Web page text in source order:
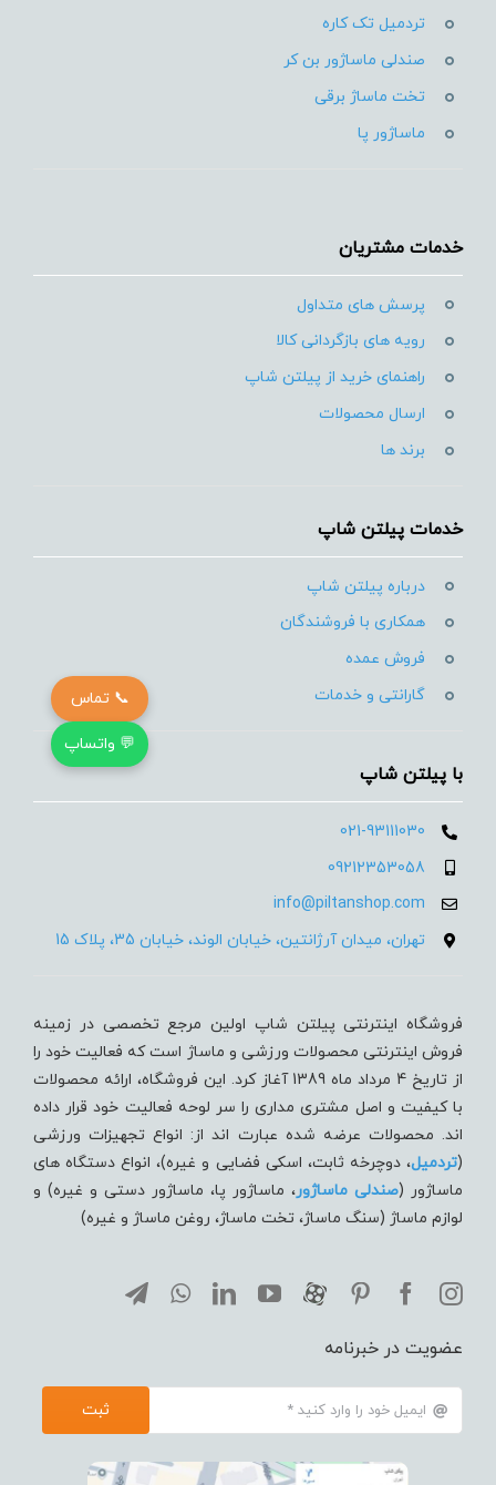
تردمیل تک کاره
صندلی ماساژور بن کر
تخت ماساژ برقی
ماساژور پا
خدمات مشتریان
پرسش های متداول
رویه های بازگردانی کالا
راهنمای خرید از پیلتن شاپ
ارسال محصولات
برند ها
خدمات پیلتن شاپ
درباره پیلتن شاپ
همکاری با فروشندگان
فروش عمده
گارانتی و خدمات
با پیلتن شاپ
021-93111030
09212353058
info@piltanshop.com
تهران، میدان آرژانتین، خیابان الوند، خیابان 35، پلاک 15
فروشگاه اینترنتی پیلتن شاپ اولین مرجع تخصصی در زمینه
فروش اینترنتی محصولات ورزشی و ماساژ است که فعالیت خود را
از تاریخ 4 مرداد ماه 1389 آغاز کرد. این فروشگاه، ارائه محصولات
با کیفیت و اصل مشتری مداری را سر لوحه فعالیت خود قرار داده
اند. محصولات عرضه شده عبارت اند از: انواع تجهیزات ورزشی
(تردميل، دوچرخه ثابت، اسکی فضایی و غیره)، انواع دستگاه های
ماساژور (صندلی ماساژور، ماساژور پا، ماساژور دستی و غیره) و
لوازم ماساژ (سنگ ماساژ، تخت ماساژ، روغن ماساژ و غیره)
عضویت در خبرنامه
ثبت
📞 تماس
💬 واتساپ